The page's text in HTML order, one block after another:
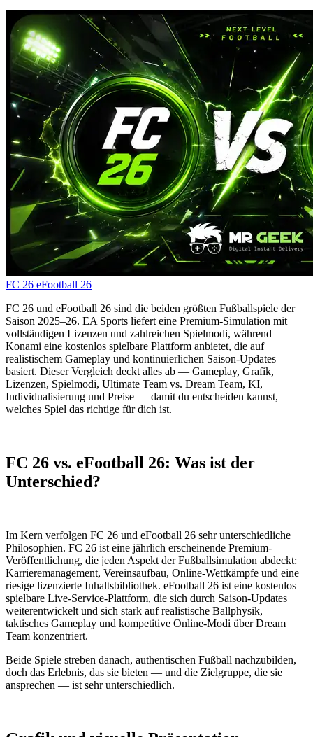
FC 26 eFootball 26
FC 26 und eFootball 26 sind die beiden größten Fußballspiele der
Saison 2025–26. EA Sports liefert eine Premium-Simulation mit
vollständigen Lizenzen und zahlreichen Spielmodi, während
Konami eine kostenlos spielbare Plattform anbietet, die auf
realistischem Gameplay und kontinuierlichen Saison-Updates
basiert. Dieser Vergleich deckt alles ab — Gameplay, Grafik,
Lizenzen, Spielmodi, Ultimate Team vs. Dream Team, KI,
Individualisierung und Preise — damit du entscheiden kannst,
welches Spiel das richtige für dich ist.
FC 26 vs. eFootball 26: Was ist der
Unterschied?
Im Kern verfolgen FC 26 und eFootball 26 sehr unterschiedliche
Philosophien. FC 26 ist eine jährlich erscheinende Premium-
Veröffentlichung, die jeden Aspekt der Fußballsimulation abdeckt:
Karrieremanagement, Vereinsaufbau, Online-Wettkämpfe und eine
riesige lizenzierte Inhaltsbibliothek. eFootball 26 ist eine kostenlos
spielbare Live-Service-Plattform, die sich durch Saison-Updates
weiterentwickelt und sich stark auf realistische Ballphysik,
taktisches Gameplay und kompetitive Online-Modi über Dream
Team konzentriert.
Beide Spiele streben danach, authentischen Fußball nachzubilden,
doch das Erlebnis, das sie bieten — und die Zielgruppe, die sie
ansprechen — ist sehr unterschiedlich.